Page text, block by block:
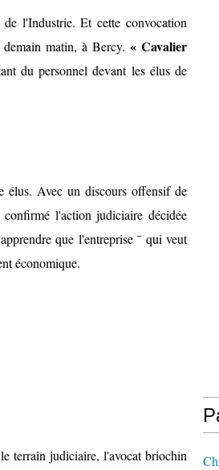
l'Industrie. Et cette convocation
matin, à Bercy. « Cavalier
du personnel devant les élus de
élus. Avec un discours offensif de
l'action judiciaire décidée
que l'entreprise ¯ qui veut
économique.
terrain judiciaire, l'avocat briochin